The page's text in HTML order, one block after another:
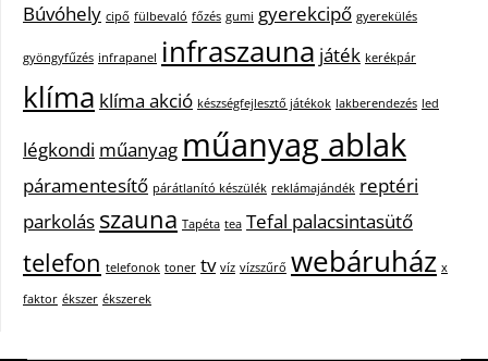
Búvóhely cipő fülbevaló főzés gumi gyerekcipő gyerekülés
gyöngyfűzés infrapanel infraszauna játék kerékpár
klíma klíma akció készségfejlesztő játékok lakberendezés led
légkondi műanyag műanyag ablak
páramentesítő párátlanító készülék reklámajándék reptéri
parkolás szauna Tapéta tea Tefal palacsintasütő
telefon telefonok toner tv víz vízszűrő webáruház x
faktor ékszer ékszerek